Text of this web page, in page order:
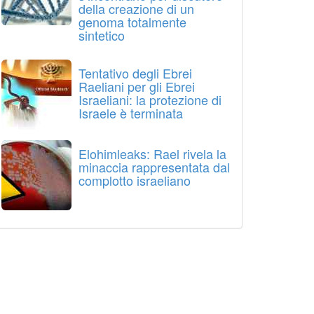
della creazione di un
genoma totalmente
sintetico
Tentativo degli Ebrei
Raeliani per gli Ebrei
Israeliani: la protezione di
Israele è terminata
Elohimleaks: Rael rivela la
minaccia rappresentata dal
complotto israeliano